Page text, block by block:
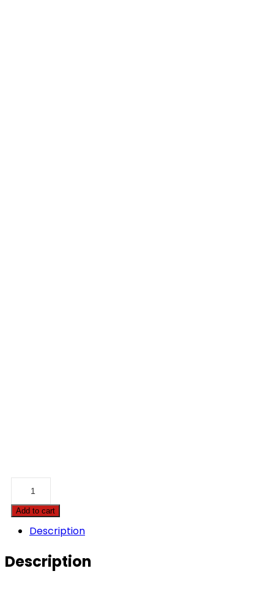
Patriot
-
4B
335hp
Add to cart
Description
Description